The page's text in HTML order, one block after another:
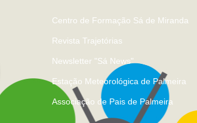
Centro de Formação Sá de Miranda
Revista Trajetórias
Newsletter "Sá News"
Estação Meteorológica de Palmeira
Associação de Pais de Palmeira